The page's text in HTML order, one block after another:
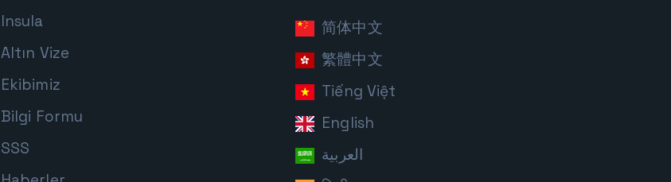
Insula
Altın Vize
Ekibimiz
Bilgi Formu
SSS
简体中文
繁體中文
Tiếng Việt
English
العربية